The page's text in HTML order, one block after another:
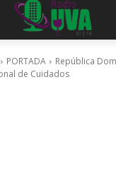
PORTADA
República
de Cuidados